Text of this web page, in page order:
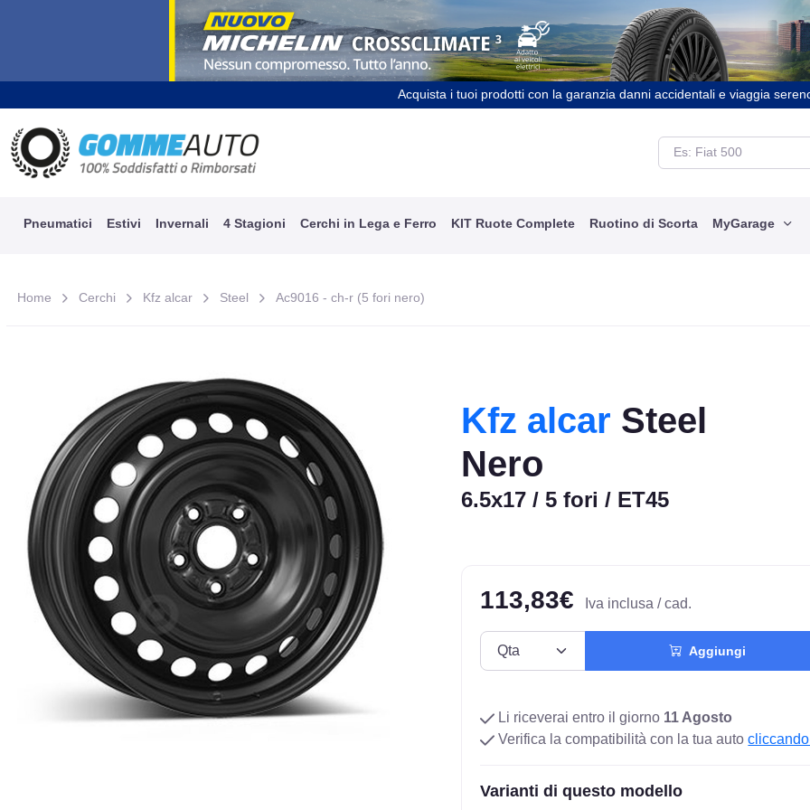
Acquista i tuoi prodotti con la garanzia danni accidentali e viaggia
Pneumatici Estivi Invernali 4 Stagioni Cerchi in Lega e Ferro KIT Ruote Complete Ruotino di Scorta MyGarage
Home Cerchi Kfz alcar Steel Ac9016 - ch-r (5 fori nero)
Kfz alcar Steel
Nero
6.5x17 / 5 fori / ET45
113,83€ Iva inclusa / cad.
Aggiungi
Li riceverai entro il giorno 11 Agosto
Verifica la compatibilità con la tua auto
Varianti di questo modello